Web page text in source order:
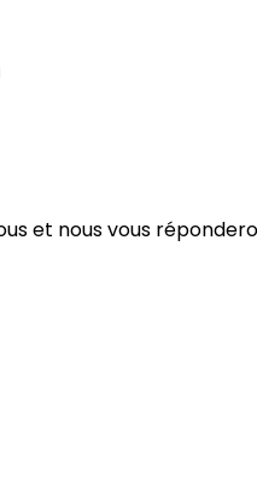
et nous vous